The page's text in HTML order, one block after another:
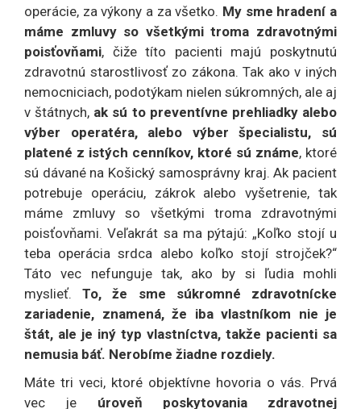
operácie, za výkony a za všetko. My sme hradení a
máme zmluvy so všetkými troma zdravotnými
poisťovňami, čiže títo pacienti majú poskytnutú
zdravotnú starostlivosť zo zákona. Tak ako v iných
nemocniciach, podotýkam nielen súkromných, ale aj
v štátnych, ak sú to preventívne prehliadky alebo
výber operatéra, alebo výber špecialistu, sú
platené z istých cenníkov, ktoré sú známe, ktoré
sú dávané na Košický samosprávny kraj. Ak pacient
potrebuje operáciu, zákrok alebo vyšetrenie, tak
máme zmluvy so všetkými troma zdravotnými
poisťovňami. Veľakrát sa ma pýtajú: „Koľko stojí u
teba operácia srdca alebo koľko stojí strojček?“
Táto vec nefunguje tak, ako by si ľudia mohli
myslieť.To, že sme súkromné zdravotnícke
zariadenie, znamená, že iba vlastníkom nie je
štát, ale je iný typ vlastníctva, takže pacienti sa
nemusia báť. Nerobíme žiadne rozdiely.
Máte tri veci, ktoré objektívne hovoria o vás. Prvá
vec je úroveň poskytovania zdravotnej